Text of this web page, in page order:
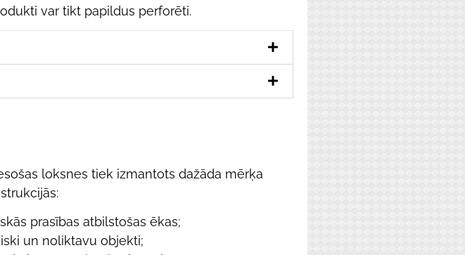
var tikt papildus perforēti.
loksnes tiek izmantots dažāda mērķa
prasības atbilstošas ēkas;
un noliktavu objekti;